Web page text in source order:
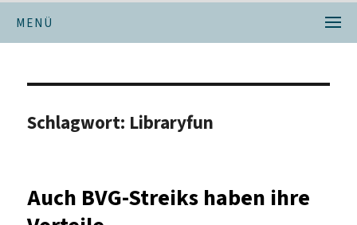
MENÜ
Schlagwort: Libraryfun
Auch BVG-Streiks haben ihre